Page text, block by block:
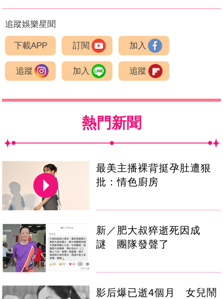
追蹤娛樂星聞
下載APP 訂閱 加入
追蹤 加入 追蹤
熱門新聞
最美主播裸背挺孕肚遭狠
批：情色廚房
新／肥大叔猝逝死因成
謎 團隊發聲了
影后爆已逝4個月 女兒鬧